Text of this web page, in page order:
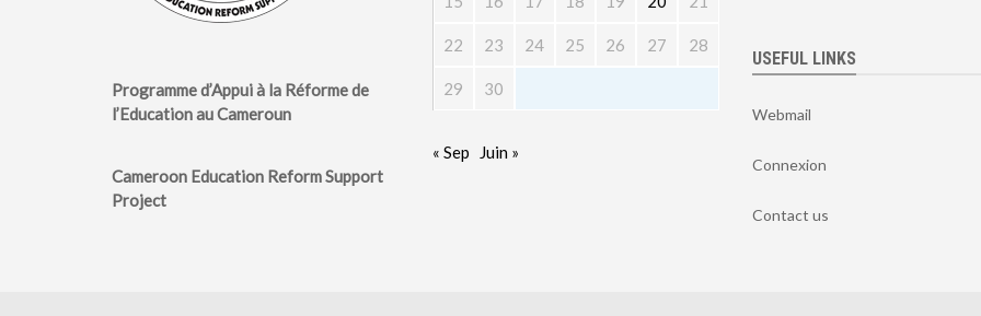
Programme d’Appui à la Réforme de
l’Education au Cameroun
Cameroon Education Reform Support
Project
22 23 24 25 26 27 28
29 30
« Sep Juin »
USEFUL LINKS
Webmail
Connexion
Contact us